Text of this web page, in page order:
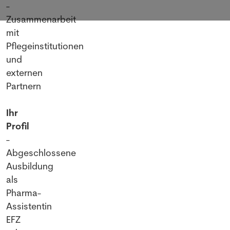
-
Zusammenarbeit
mit
Pflegeinstitutionen
und
externen
Partnern
Ihr
Profil
-
Abgeschlossene
Ausbildung
als
Pharma-
Assistentin
EFZ